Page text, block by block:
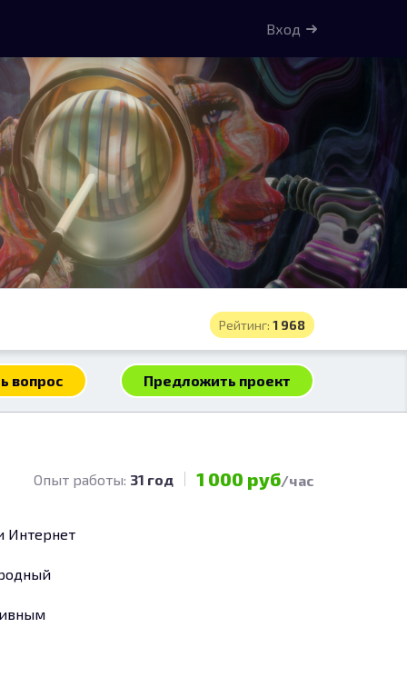
Рейтинг: 1 968
вопрос Предложить проект
Опыт работы: 31 год 1 000 руб/час
Интернет
Вход